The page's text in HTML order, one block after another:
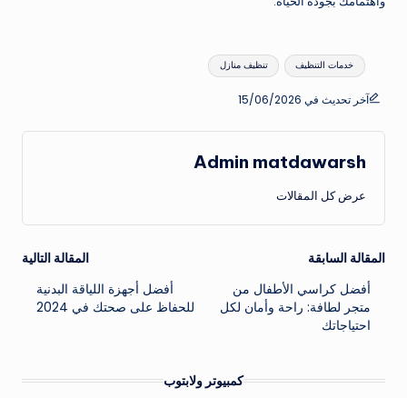
العلامات: تنظيف منازل خدمات التنظيف
آخر تحديث في 15/06/2026
Admin matdawarsh
عرض كل المقالات
تصفّح
المقالات
المقالة السابقة
أفضل كراسي الأطفال من
متجر لطافة: راحة وأمان لكل
احتياجاتك
المقالة التالية
أفضل أجهزة اللياقة البدنية
للحفاظ على صحتك في 2024
كمبيوتر ولابتوب